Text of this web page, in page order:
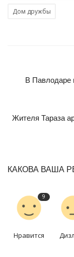
Дом дружбы
В Павлодаре
Жителя Тараза
КАКОВА ВАША
9
Нравится